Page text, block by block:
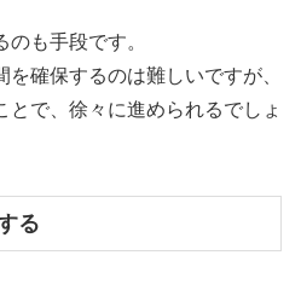
も手段です。
確保するのは難しいですが、
とで、徐々に進められるでしょ
る